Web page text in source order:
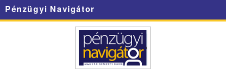
Pénzügyi Navigátor